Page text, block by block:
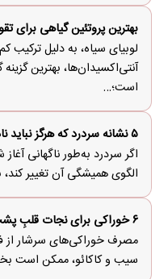
بهترین پروتئین گیاهی
لوبیای سیاه، به دلیل ترکیب
آنتی‌اکسیدان‌ها، بهترین
است؛…
۵ نشانه سردرد که هرگز نباید نادیده بگیرید
اگر سردرد به‌طور ناگهانی
الگوی همیشگی آن تغییر
۶ خوراکی برای نجات قلبِ پشت‌میزنشین‌ها!
مصرف خوراکی‌های سرشار از
سیب و کاکائو، ممکن است